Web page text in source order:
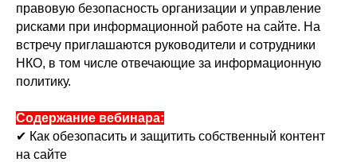
правовую безопасность организации и управление
рисками при информационной работе на сайте. На
встречу приглашаются руководители и сотрудники
НКО, в том числе отвечающие за информационную
политику.
Содержание вебинара:
✔ Как обезопасить и защитить собственный контент
на сайте